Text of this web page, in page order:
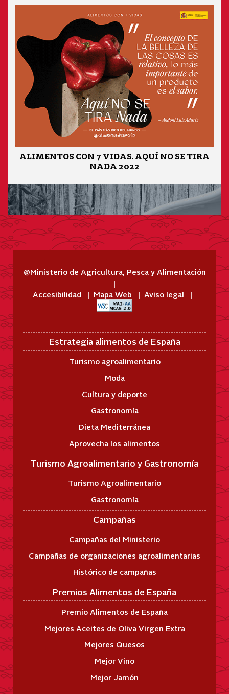
ALIMENTOS CON 7 VIDAS. AQUÍ NO SE TIRA
NADA 2022
@Ministerio de Agricultura, Pesca y Alimentación
Accesibilidad Mapa Web Aviso legal
Estrategia alimentos de España
Turismo agroalimentario
Moda
Cultura y deporte
Gastronomía
Dieta Mediterránea
Aprovecha los alimentos
Turismo Agroalimentario y Gastronomía
Turismo Agroalimentario
Gastronomía
Campañas
Campañas del Ministerio
Campañas de organizaciones agroalimentarias
Histórico de campañas
Premios Alimentos de España
Premio Alimentos de España
Mejores Aceites de Oliva Virgen Extra
Mejores Quesos
Mejor Vino
Mejor Jamón